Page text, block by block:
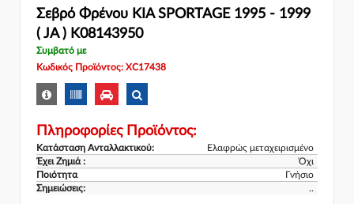
Σεβρό Φρένου KIA SPORTAGE 1995 - 1999
( JA ) K08143950
Συμβατό με
Κωδικός Προϊόντος: XC17438
Πληροφορίες Προϊόντος:
Κατάσταση Ανταλλακτικού:
Ελαφρώς μεταχειρισμένο
Έχει Ζημιά :
Όχι
Ποιότητα
Γνήσιο
Σημειώσεις:
..